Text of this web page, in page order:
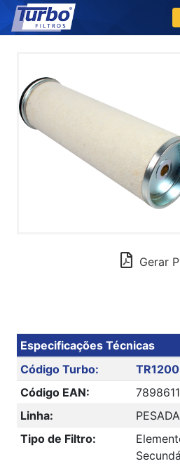
Gerar
Especificações Técnicas
Código Turbo:
TR1200
Código EAN:
Linha:
PESADA
Tipo de Filtro: